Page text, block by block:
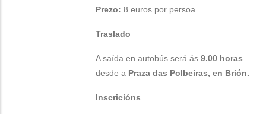
Prezo:8 euros por persoa
Traslado
A saída en autobús será ás 9.00 horas
desde a Praza das Polbeiras, en Brión.
Inscricións